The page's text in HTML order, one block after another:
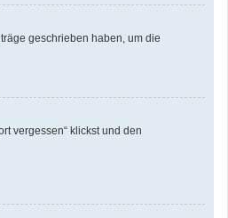
geschrieben haben, um die
vergessen“ klickst und den